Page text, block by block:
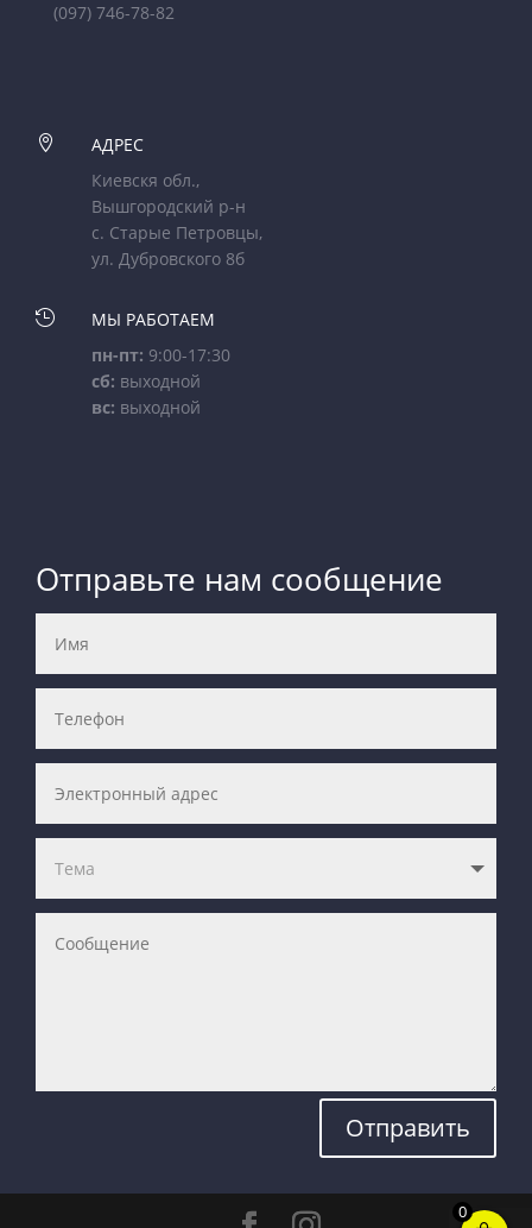
(097) 746-78-82

АДРЕС
Киевскя обл.,
Вышгородский р-н
с. Старые Петровцы,
ул. Дубровского 8б

МЫ РАБОТАЕМ
пн-пт: 9:00-17:30
сб: выходной
вс: выходной
Отправьте нам сообщение
Отправить
0